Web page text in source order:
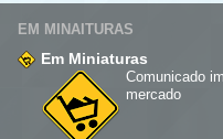
EM MINAITURAS
Em Miniaturas
Comunicado
mercado